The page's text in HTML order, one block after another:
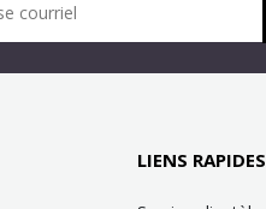
courriel
LIENS RAPIDES